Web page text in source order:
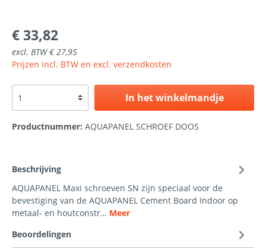
€ 33,82
excl. BTW € 27,95
Prijzen incl. BTW en excl. verzendkosten
In het winkelmandje
Productnummer: AQUAPANEL SCHROEF DOOS
Beschrijving
AQUAPANEL Maxi schroeven SN zijn speciaal voor de
bevestiging van de AQUAPANEL Cement Board Indoor op
metaal- en houtconstr… Meer
Beoordelingen